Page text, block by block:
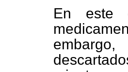
En este
embargo,